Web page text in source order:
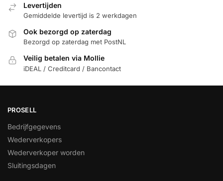
Levertijden
Gemiddelde levertijd is 2 werkdagen
Ook bezorgd op zaterdag
Bezorgd op zaterdag met PostNL
Veilig betalen via Mollie
iDEAL / Creditcard / Bancontact
PROSELL
Bedrijfgegevens
Wederverkopers
Wederverkoper worden
Sluitingsdagen